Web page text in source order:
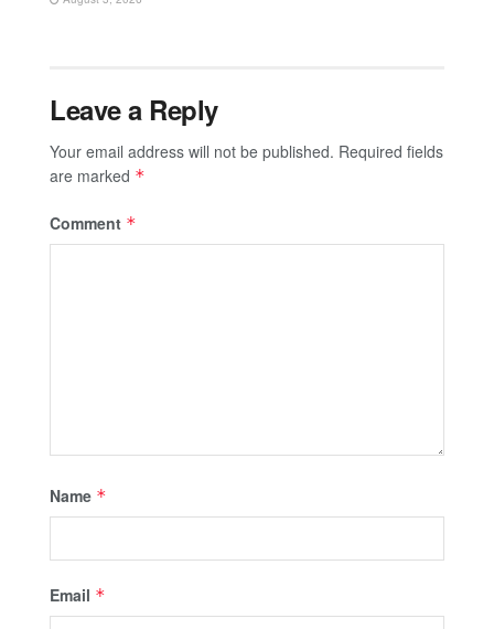
Leave a Reply
Your email address will not be published. Required fields
are marked *
Comment *
Name *
Email *